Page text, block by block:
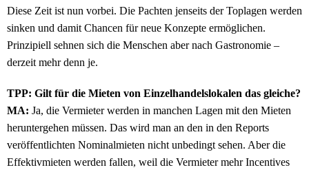
Diese Zeit ist nun vorbei. Die Pachten jenseits der Toplagen werden
sinken und damit Chancen für neue Konzepte ermöglichen.
Prinzipiell sehnen sich die Menschen aber nach Gastronomie –
derzeit mehr denn je.
TPP: Gilt für die Mieten von Einzelhandelslokalen das gleiche?
MA: Ja, die Vermieter werden in manchen Lagen mit den Mieten
heruntergehen müssen. Das wird man an den in den Reports
veröffentlichten Nominalmieten nicht unbedingt sehen. Aber die
Effektivmieten werden fallen, weil die Vermieter mehr Incentives